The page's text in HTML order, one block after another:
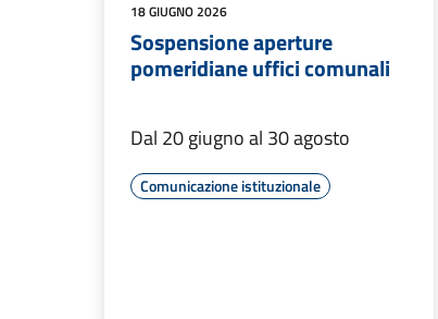
18 GIUGNO 2026
Sospensione aperture
pomeridiane uffici comunali
Dal 20 giugno al 30 agosto
Comunicazione istituzionale